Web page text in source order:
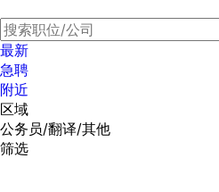
最新
急聘
附近
区域
公务员/翻译/其他
筛选